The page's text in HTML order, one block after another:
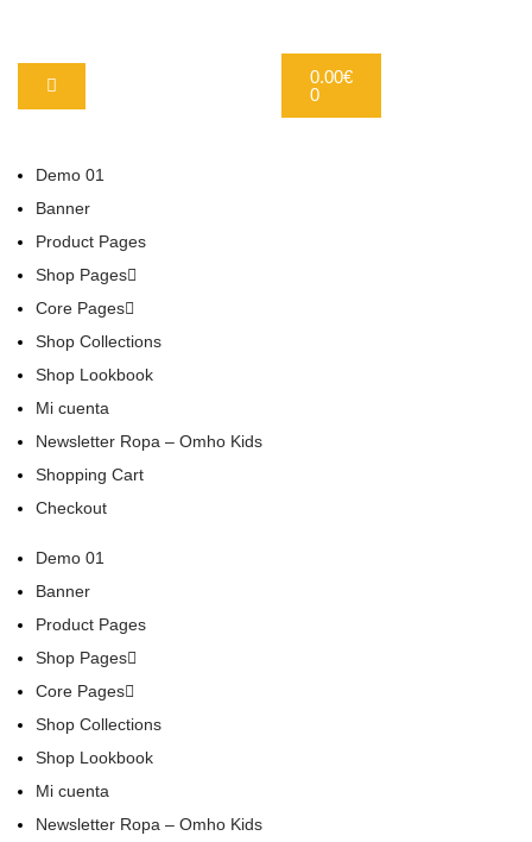
0.00€
0
Demo 01
Banner
Product Pages
Shop Pages
Core Pages
Shop Collections
Shop Lookbook
Mi cuenta
Newsletter Ropa – Omho Kids
Shopping Cart
Checkout
Demo 01
Banner
Product Pages
Shop Pages
Core Pages
Shop Collections
Shop Lookbook
Mi cuenta
Newsletter Ropa – Omho Kids